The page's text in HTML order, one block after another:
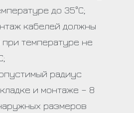
до 35°С;
кабелей должны
температуре не
радиус
и монтаже – 8
размеров